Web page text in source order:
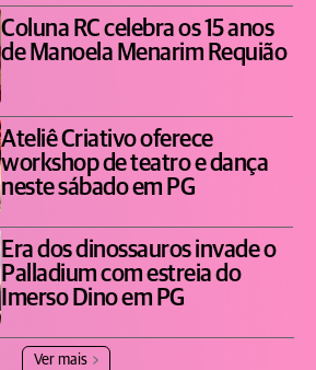
Coluna RC celebra os 15 anos
de Manoela Menarim Requião
Ateliê Criativo oferece
workshop de teatro e dança
neste sábado em PG
Era dos dinossauros invade o
Palladium com estreia do
Imerso Dino em PG
Ver mais